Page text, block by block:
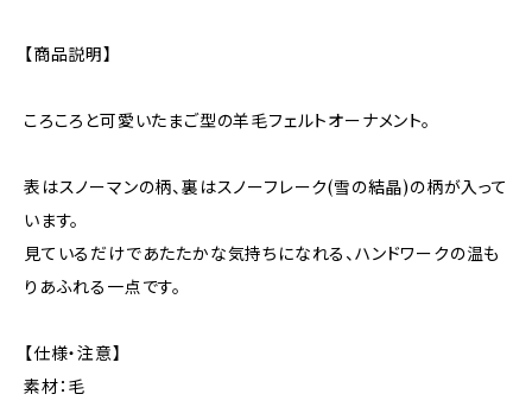
【商品説明】
ころころと可愛いたまご型の羊毛フェルトオーナメント。
表はスノーマンの柄、裏はスノーフレーク(雪の結晶)の柄が入って
います。
見ているだけであたたかな気持ちになれる、ハンドワークの温も
りあふれる一点です。
【仕様・注意】
素材：毛